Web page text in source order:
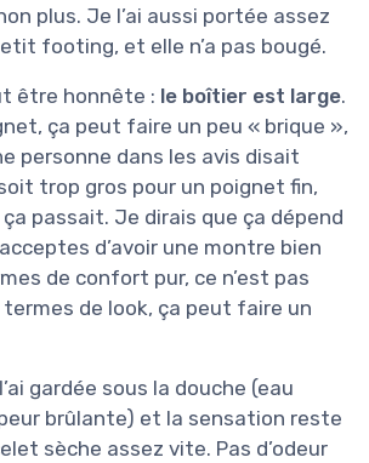
plus. Je l’ai aussi portée assez
footing, et elle n’a pas bougé.
être honnête : le boîtier est large.
ça peut faire un peu « brique »,
personne dans les avis disait
trop gros pour un poignet fin,
passait. Je dirais que ça dépend
d’avoir une montre bien
de confort pur, ce n’est pas
de look, ça peut faire un
gardée sous la douche (eau
brûlante) et la sensation reste
sèche assez vite. Pas d’odeur